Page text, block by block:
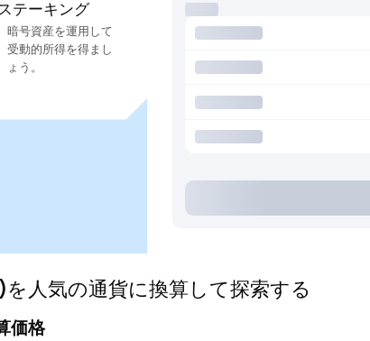
ステーキング
暗号資産を運用して
受動的所得を得まし
ょう。
気の通貨に換算して探索する
価格